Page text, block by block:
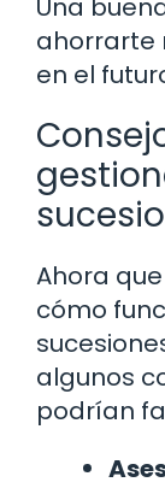
Una
ahorrarte
en el
Ahora
cómo
algunos
podrían